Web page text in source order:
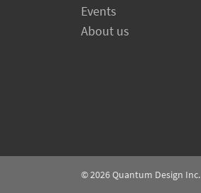
Events
About us
© 2026Quantum Design Inc.